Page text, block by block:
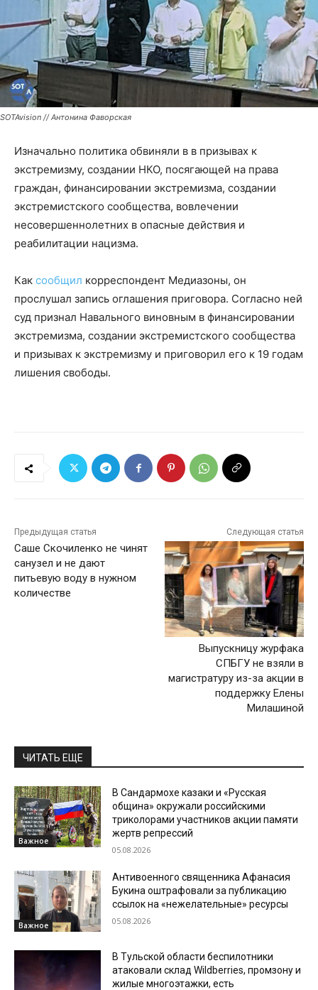
SOTAvision // Антонина Фаворская
Изначально политика обвиняли в в призывах к
экстремизму, создании НКО, посягающей на права
граждан, финансировании экстремизма, создании
экстремистского сообщества, вовлечении
несовершеннолетних в опасные действия и
реабилитации нацизма.
Как сообщил корреспондент Медиазоны, он
прослушал запись оглашения приговора. Согласно ней
суд признал Навального виновным в финансировании
экстремизма, создании экстремистского сообщества
и призывах к экстремизму и приговорил его к 19 годам
лишения свободы.
Предыдущая статья
Саше Скочиленко не чинят
санузел и не дают
питьевую воду в нужном
количестве
Следующая статья
Выпускницу журфака
СПБГУ не взяли в
магистратуру из-за акции в
поддержку Елены
Милашиной
ЧИТАТЬ ЕЩЕ
Важное
В Сандармохе казаки и «Русская
община» окружали российскими
триколорами участников акции памяти
жертв репрессий
05.08.2026
Важное
Антивоенного священника Афанасия
Букина оштрафовали за публикацию
ссылок на «нежелательные» ресурсы
05.08.2026
В Тульской области беспилотники
атаковали склад Wildberries, промзону и
жилые многоэтажки, есть